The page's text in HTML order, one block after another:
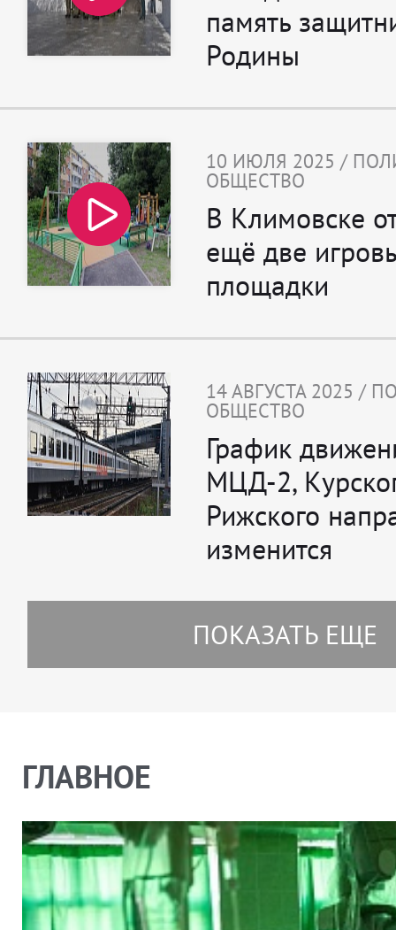
память
Родины
10 ИЮЛЯ 2025 /
ОБЩЕСТВО
В Климовске
ещё две
площадки
14 АВГУСТА 2025 /
ОБЩЕСТВО
График
МЦД-2,
Рижского
изменится
ПОКАЗАТЬ ЕЩЕ
ГЛАВНОЕ